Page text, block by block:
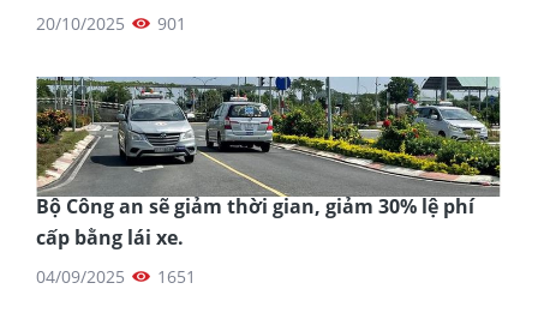
20/10/2025 901
Bộ Công an sẽ giảm thời gian, giảm 30% lệ phí
cấp bằng lái xe.
04/09/2025 1651